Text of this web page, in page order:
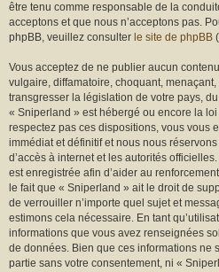
être tenu comme responsable de la
acceptons et que nous n’acceptons pas.
phpBB, veuillez consulter le site de phpBB
Vous acceptez de ne publier aucun
vulgaire, diffamatoire, choquant,
transgresser la législation de votre pays,
« Sniperland » est hébergé ou encore la
respectez pas ces dispositions, vous vous
immédiat et définitif et nous nous
d’accès à internet et les autorités
est enregistrée afin d’aider au
le fait que « Sniperland » ait le droit de
de verrouiller n’importe quel sujet et
estimons cela nécessaire. En tant
informations que vous avez renseignées
de données. Bien que ces informations ne
partie sans votre consentement, ni «